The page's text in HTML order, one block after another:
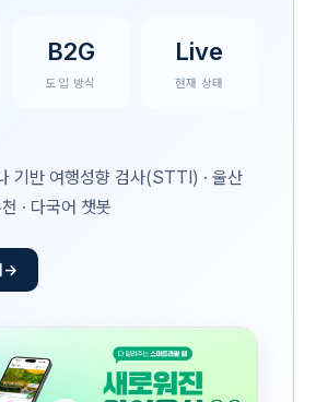
B2G
도입 방식
Live
현재 상태
기반 여행성향 검사(STTI) · 울산
· 다국어 챗봇